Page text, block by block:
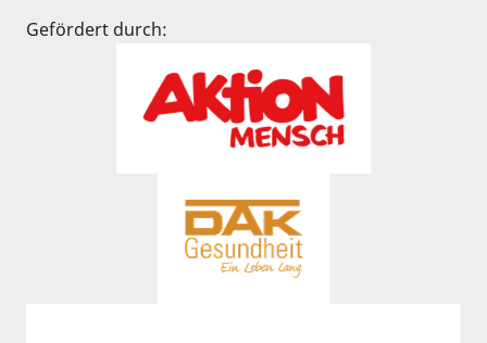
Gefördert durch: